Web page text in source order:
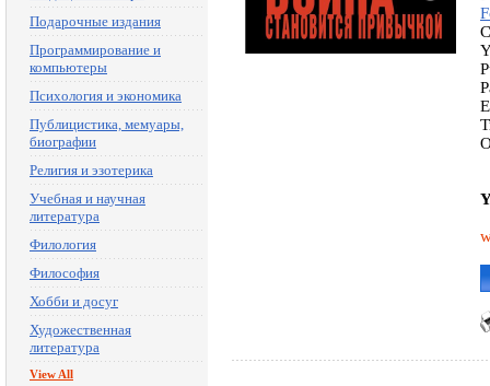
Подарочные издания
Программирование и
компьютеры
Психология и экономика
Публицистика, мемуары,
биографии
Религия и эзотерика
Учебная и научная
литература
Филология
Философия
Хобби и досуг
Художественная
литература
View All